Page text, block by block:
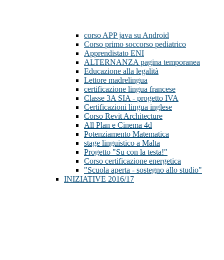
corso APP java su Android
Corso primo soccorso pediatrico
Apprendistato ENI
ALTERNANZA pagina temporanea
Educazione alla legalità
Lettore madrelingua
certificazione lingua francese
Classe 3A SIA - progetto IVA
Certificazioni lingua inglese
Corso Revit Architecture
All Plan e Cinema 4d
Potenziamento Matematica
stage linguistico a Malta
Progetto "Su con la testa!"
Corso certificazione energetica
"Scuola aperta - sostegno allo studio"
INIZIATIVE 2016/17